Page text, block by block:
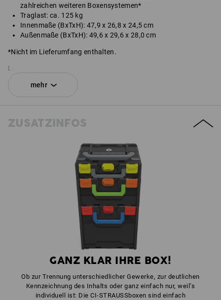
zahlreichen weiteren Boxensystemen*
Traglast: ca. 125 kg
Innenmaße (BxTxH): 47,9 x 26,8 x 24,5 cm
Außenmaße (BxTxH): 49,6 x 29,6 x 28,0 cm
*Nicht im Lieferumfang enthalten.
Lieferung ohne Inhalt.
SET BESTEHEND AUS:
Farbe: schwarz
STRAUSSbox Verschlüsse
STRAUSSbox Frontgriff uni + Deckelgriff
mehr
ZUSATZINFOS
GANZ KLAR IHRE BOX!
Ob zur Trennung unterschiedlicher Gewerke, zur deutlichen
Kennzeichnung des Inhalts oder ganz einfach nur, weil’s
individuell ist: Die CI-STRAUSSboxen sind einfach